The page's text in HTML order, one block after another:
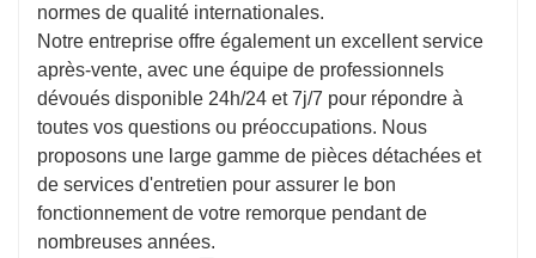
normes de qualité internationales.
Notre entreprise offre également un excellent service
après-vente, avec une équipe de professionnels
dévoués disponible 24h/24 et 7j/7 pour répondre à
toutes vos questions ou préoccupations. Nous
proposons une large gamme de pièces détachées et
de services d'entretien pour assurer le bon
fonctionnement de votre remorque pendant de
nombreuses années.